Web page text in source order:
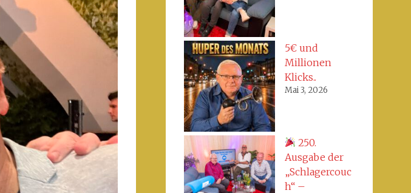
5€ und
Millionen
Klicks..
Mai 3, 2026
250.
Ausgabe der
„Schlagercouc
h“ –